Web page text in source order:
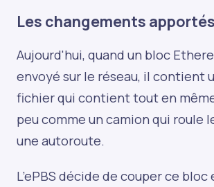
Les changements apportés
Aujourd'hui, quand un bloc
envoyé sur le réseau, il contient
fichier qui contient tout en
peu comme un camion qui roule
une autoroute.
L’ePBS décide de couper ce bloc